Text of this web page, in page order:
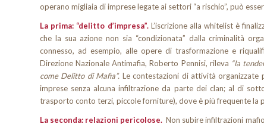
operano migliaia di imprese legate ai settori “a rischio”, può
La prima: “delitto d’impresa”.L’iscrizione alla whitelist è
che la sua azione non sia “condizionata” dalla criminalità
connesso, ad esempio, alle opere di trasformazione e
Direzione Nazionale Antimafia, Roberto Pennisi, rileva “la
come Delitto di Mafia”. Le contestazioni di attività
imprese senza alcuna infiltrazione da parte dei clan; al di
trasporto conto terzi, piccole forniture), dove è più frequente la
La seconda: relazioni pericolose. Non subire infiltrazioni